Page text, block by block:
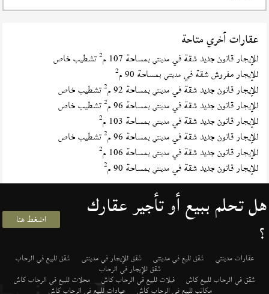
عقارات أخري متاحة
للإيجار قانون جديد شقة فيمدينتي بمساحة 107 م 2تشطيب خاص
للإيجار مفروش شقة فيمدينتي بمساحة 90 م 2
للإيجار قانون جديد شقة فيمدينتي بمساحة 92 م 2تشطيب خاص
للإيجار قانون جديد شقة فيمدينتي بمساحة 96 م 2تشطيب خاص
للإيجار قانون جديد شقة فيمدينتي بمساحة 103 م 2
للإيجار قانون جديد شقة فيمدينتي بمساحة 96 م 2تشطيب خاص
للإيجار قانون جديد شقة فيمدينتي بمساحة 106 م 2
للإيجار قانون جديد شقة فيمدينتي بمساحة 90 م 2
هل تحلم ببيع أو تأجير عقارك
؟ اضغط هنا
عقارات مدينتي شقق لليع في مدينتى شقق للإيجار في مدينتى شقق للبيع في الرحاب
شقق للإيجار في الرحاب
شقق في الرحاب للبيع كاش فيلات للبيع في الرحاب كاش محلات للبيع في الرحاب كاش
مكاتب للبيع في الرحاب كاش عيادات للبيع في الرحاب كاش